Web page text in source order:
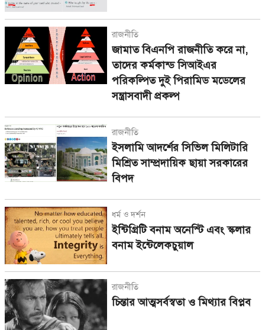
রাজনীতি
জামাত বিএনপি রাজনীতি করে না,
তাদের কর্মকান্ড সিআইএর
পরিকল্পিত দুই পিরামিড মডেলের
সন্ত্রাসবাদী প্রকল্প
রাজনীতি
ইসলামি আদর্শের সিভিল মিলিটারি
মিশ্রিত সাম্প্রদায়িক ছায়া সরকারের
বিপদ
ধর্ম ও দর্শন
ইন্টিগ্রিটি বনাম অনেস্টি এবং স্কলার
বনাম ইন্টেলেকচুয়াল
রাজনীতি
চিন্তার আত্মসর্বস্বতা ও মিথ্যার বিপ্লব